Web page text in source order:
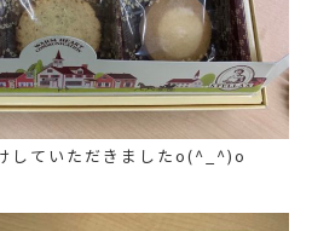
していただきましたo(^_^)o